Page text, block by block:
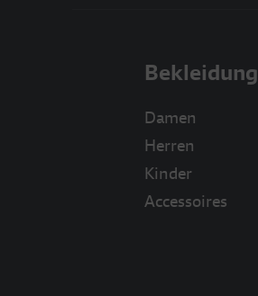
Bekleidung
Damen
Herren
Kinder
Accessoires